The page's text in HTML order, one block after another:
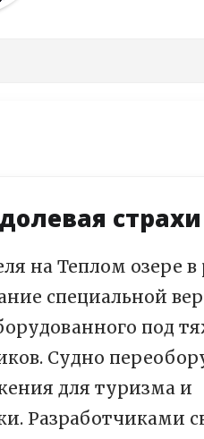
страхи
на Теплом озере
специальной
под
Судно
для туризма и
Разработчиками